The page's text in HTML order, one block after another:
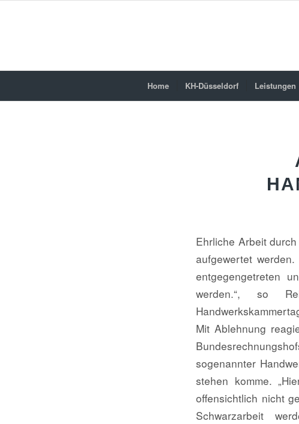
Home KH-Düsseldorf Leistungen
Ehrliche Arbeit
aufgewertet
entgegengetreten
werden.“, so
Mit Ablehnung
sogenannter
stehen komme.
offensichtlich nicht
Schwarzarbeit